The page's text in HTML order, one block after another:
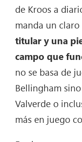
de Kroos a
manda un
titular y una
campo que
no se basa de
Bellingham
Valverde o
más en juego